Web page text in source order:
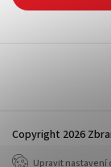
Copyright 2026
Upravit nastavení